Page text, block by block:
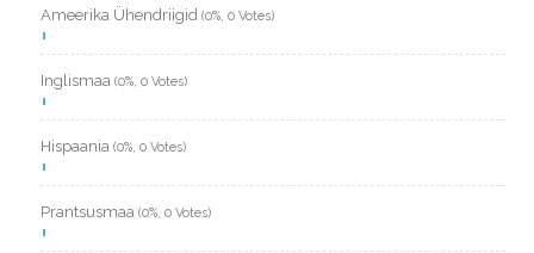
Ameerika Ühendriigid (0%, 0 Votes)
Inglismaa (0%, 0 Votes)
Hispaania (0%, 0 Votes)
Prantsusmaa (0%, 0 Votes)